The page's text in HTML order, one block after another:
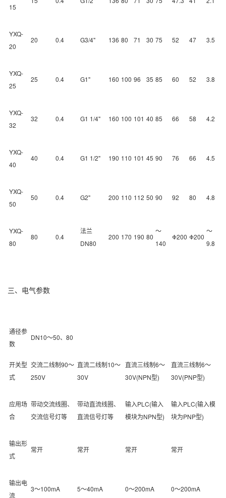
15
YXQ-
20
20 0.4 G3/4" 136 80 71 30 75 52 47 3.5
YXQ-
25
25 0.4 G1" 160 100 96 35 85 60 52 3.8
YXQ-
32
32 0.4 G1 1/4" 160 100 101 40 85 66 58 4.2
YXQ-
40
40 0.4 G1 1/2" 190 110 101 45 90 76 66 4.5
YXQ-
50
50 0.4 G2" 200 110 112 50 90 92 80 4.8
YXQ-
80
80 0.4
法兰
DN80
200 170 190 80
～
140
Φ200 Φ200
～
9.8
三、电气参数
通径参
数
DN10～50、80
开关型
式
交流二线制90～
250V
直流二线制10～
30V
直流三线制6～
30V(NPN型)
直流三线制6～
30V(PNP型)
应用场
合
带动交流线圈、
交流信号灯等
带动直流线圈、
直流信号灯等
输入PLC(输入
模块为NPN型)
输入PLC(输入模
块为PNP型)
输出形
式
常开 常开 常开 常开
输出电
流
3～100mA 5～40mA 0～200mA 0～200mA